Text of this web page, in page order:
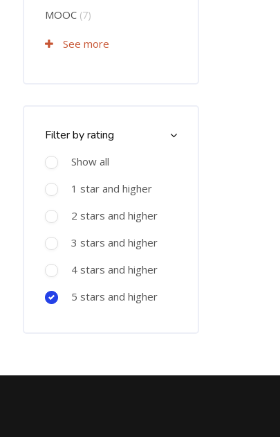
MOOC (7)
See more
Filter by rating
Show all
1 star and higher
2 stars and higher
3 stars and higher
4 stars and higher
5 stars and higher